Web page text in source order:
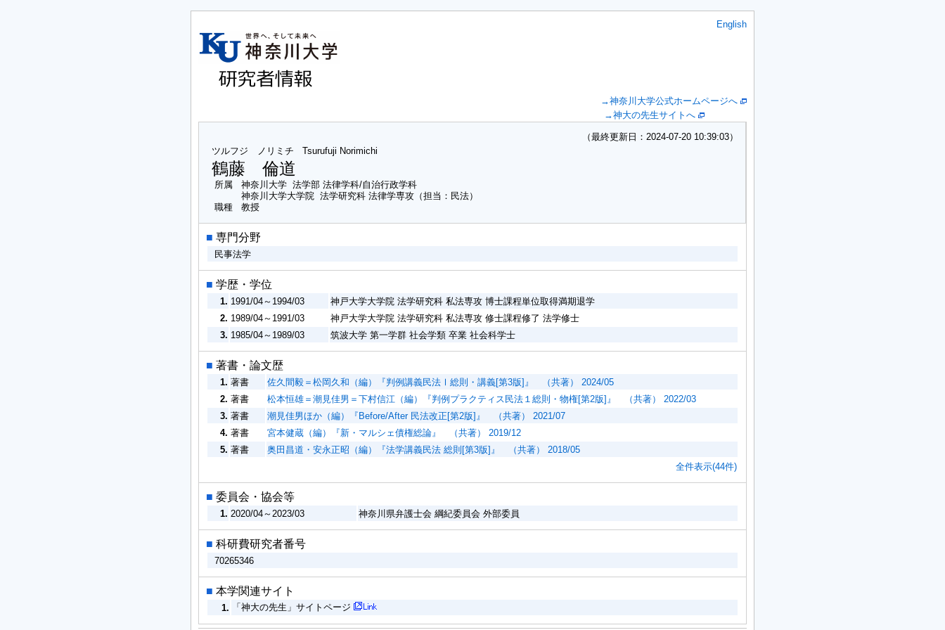
English
→神奈川大学公式ホームページへ
→神大の先生サイトへ
（最終更新日：2024-07-20 10:39:03）
ツルフジ ノリミチ
Tsurufuji Norimichi
鶴藤 倫道
所属
神奈川大学 法学部 法律学科/自治行政学科
神奈川大学大学院 法学研究科 法律学専攻（担当：民法）
職種
教授
■ 専門分野
民事法学
■ 学歴・学位
1. 1991/04～1994/03
神戸大学大学院 法学研究科 私法専攻 博士課程単位取得満期退学
2. 1989/04～1991/03
神戸大学大学院 法学研究科 私法専攻 修士課程修了 法学修士
3. 1985/04～1989/03 筑波大学 第一学群 社会学類 卒業 社会科学士
■ 著書・論文歴
1. 著書
佐久間毅＝松岡久和（編）『判例講義民法Ⅰ総則・講義[第3版]』 （共著） 2024/05
2. 著書
松本恒雄＝潮見佳男＝下村信江（編）『判例プラクティス民法１総則・物権[第2版]』 （共著） 2022/03
3. 著書
潮見佳男ほか（編）『Before/After 民法改正[第2版]』 （共著） 2021/07
4. 著書
宮本健蔵（編）『新・マルシェ債権総論』 （共著） 2019/12
5. 著書
奥田昌道・安永正昭（編）『法学講義民法 総則[第3版]』 （共著） 2018/05
全件表示(44件)
■ 委員会・協会等
1. 2020/04～2023/03 神奈川県弁護士会 綱紀委員会 外部委員
■ 科研費研究者番号
70265346
■ 本学関連サイト
1. 「神大の先生」サイトページ